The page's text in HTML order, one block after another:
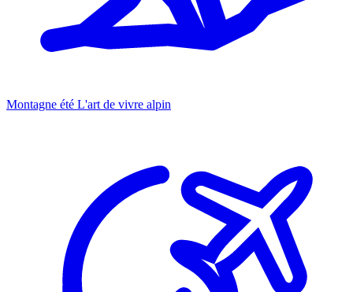
Montagne été L'art de vivre alpin